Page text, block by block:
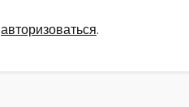
авторизоваться.